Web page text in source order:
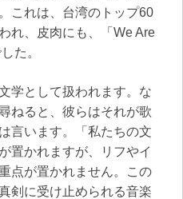
これは、台湾のトップ60
れ、皮肉にも、「We Are
た。
学として扱われます。な
ねると、彼らはそれが歌
言います。「私たちの文
置かれますが、リフやイ
点が置かれません。この
剣に受け止められる音楽